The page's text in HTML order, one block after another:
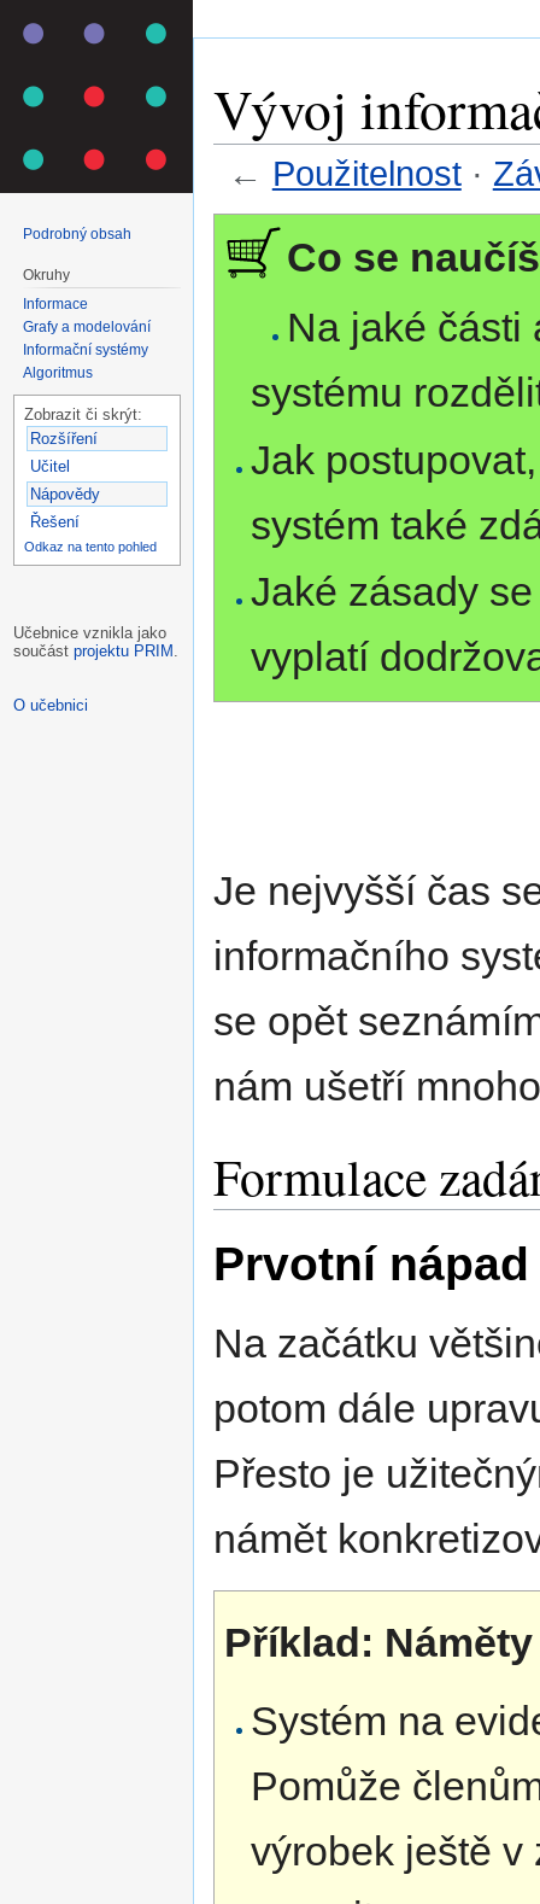
Vývoj
← Použitelnost·
Co se
Na jaké části
systému
Jak
systém také
Jaké zásady
vyplatí
Je nejvyšší čas
informačního
se opět
nám ušetří
Formulace
Prvotní nápad
Na začátku
potom dále
Přesto je
námět
Příklad: Náměty
Systém na
Pomůže
výrobek ještě v
Podrobný obsah
Okruhy
Informace
Grafy a modelování
Informační systémy
Algoritmus
Zobrazit či skrýt:
Rozšíření
Učitel
Nápovědy
Řešení
Odkaz na tento pohled
Učebnice vznikla jako
součástprojektu PRIM
O učebnici